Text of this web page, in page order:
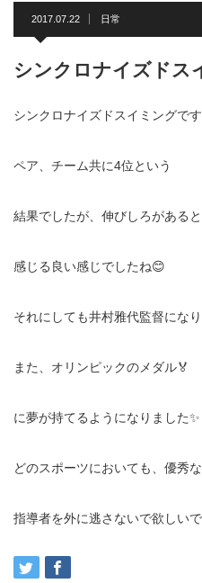
2017.07.22 日常
シンクロナイズドス
シンクロナイズドスイミングで
ペア、チーム共に4位という
結果でしたが、伸びしろがあると
感じる良い感じでしたね😊
それにしても井村雅代監督になり
また、オリンピックのメダル🏅
に夢が持てるようになりました✨
どのスポーツにおいても、優秀な
指導者を外に逃さないで欲しい